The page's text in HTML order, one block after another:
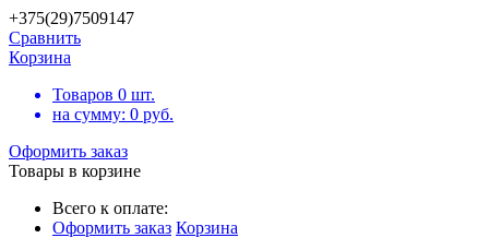
+375(29)7509147
Сравнить
Корзина
Товаров 0 шт.
на сумму: 0 руб.
Оформить заказ
Товары в корзине
Всего к оплате:
Оформить заказ Корзина